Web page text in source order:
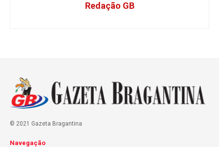
Redação GB
© 2021 Gazeta Bragantina
Navegação